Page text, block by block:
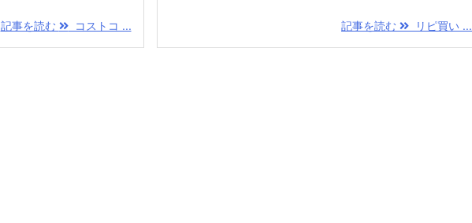
記事を読む コストコ ... 記事を読む リピ買い ...